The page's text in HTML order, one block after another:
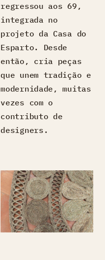
regressou aos 69,
integrada no
projeto da Casa do
Esparto. Desde
então, cria peças
que unem tradição e
modernidade, muitas
vezes com o
contributo de
designers.